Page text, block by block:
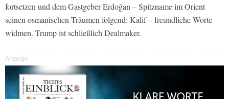
fortsetzen und dem Gastgeber Erdoğan – Spitzname im Orient
seinen osmanischen Träumen folgend: Kalif – freundliche Worte
widmen. Trump ist schließlich Dealmaker.
Anzeige